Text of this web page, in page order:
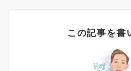
この記事を書